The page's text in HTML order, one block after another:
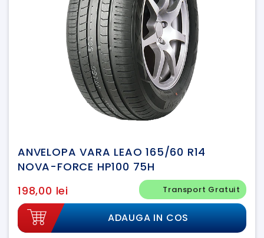
ANVELOPA VARA LEAO 165/60 R14
NOVA-FORCE HP100 75H
Transport Gratuit
198,00 lei
ADAUGA IN COS